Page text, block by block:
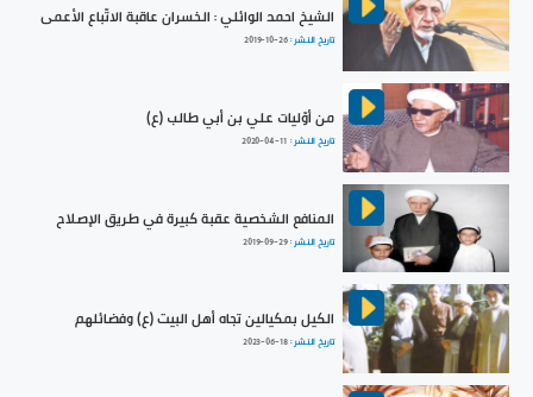
الشيخ احمد الوائلي : الخسران عاقبة الاتّباع الأعمى
تاريخ النشر :2019-10-26
من أوّليات علي بن أبي طالب (ع)
تاريخ النشر : 2020-04-11
المنافع الشخصية عقبة كبيرة في طريق الإصلاح
تاريخ النشر :2019-09-29
الكيل بمكيالين تجاه أهل البيت (ع) وفضائلهم
تاريخ النشر :2023-06-18